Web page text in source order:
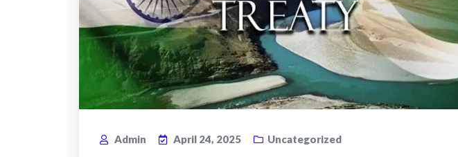
Admin April 24, 2025 Uncategorized